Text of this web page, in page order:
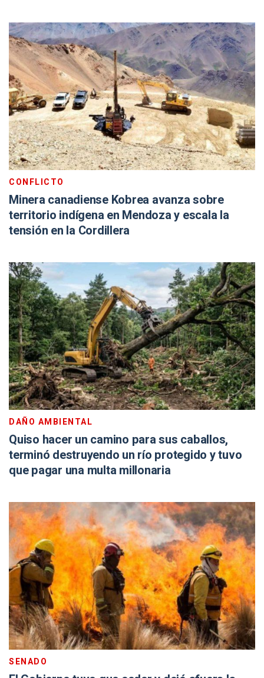
CONFLICTO
Minera canadiense Kobrea avanza sobre
territorio indígena en Mendoza y escala la
tensión en la Cordillera
DAÑO AMBIENTAL
Quiso hacer un camino para sus caballos,
terminó destruyendo un río protegido y tuvo
que pagar una multa millonaria
SENADO